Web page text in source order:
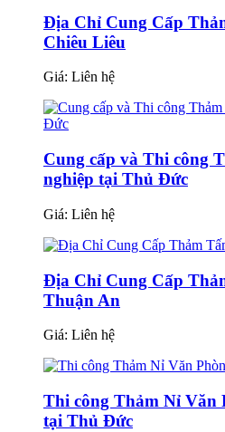
Địa Chỉ Cung Cấp
Chiêu Liêu
Giá: Liên hệ
Cung cấp và Thi công
nghiệp tại Thủ Đức
Giá: Liên hệ
Địa Chỉ Cung Cấp
Thuận An
Giá: Liên hệ
Thi công Thảm Nỉ Văn
tại Thủ Đức